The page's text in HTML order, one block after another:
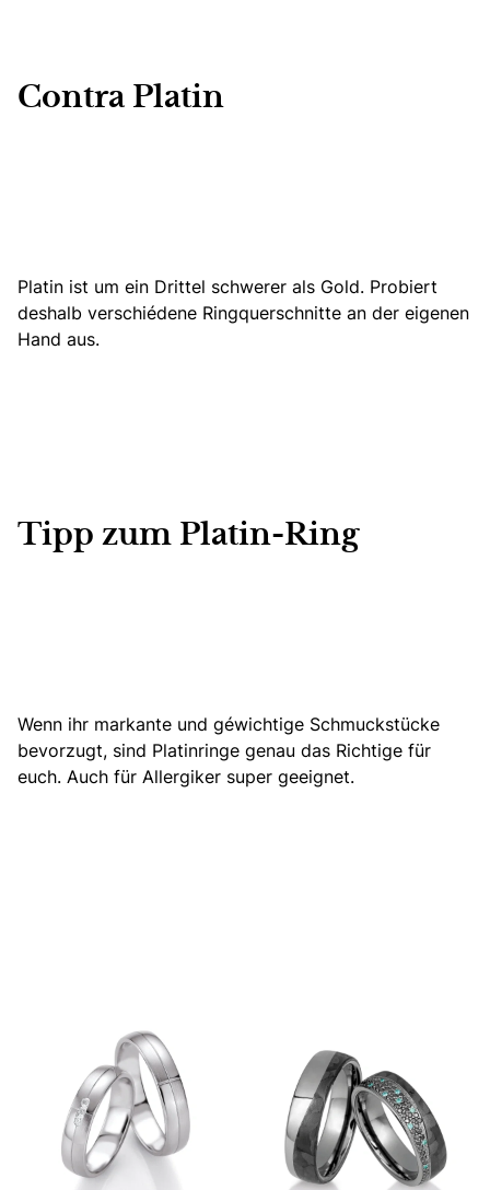
Contra Platin
Platin ist um ein Drittel schwerer als Gold. Probiert
deshalb verschiedene Ringquerschnitte an der eigenen
Hand aus.
Tipp zum Platin-Ring
Wenn ihr markante und gewichtige Schmuckstücke
bevorzugt, sind Platinringe genau das Richtige für
euch. Auch für Allergiker super geeignet.